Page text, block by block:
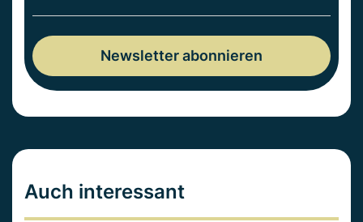
Auch interessant